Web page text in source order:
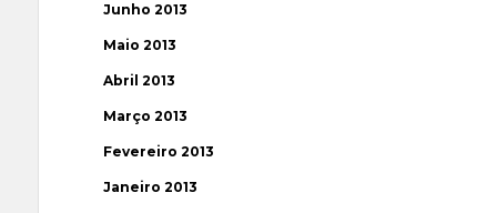
Junho 2013
Maio 2013
Abril 2013
Março 2013
Fevereiro 2013
Janeiro 2013